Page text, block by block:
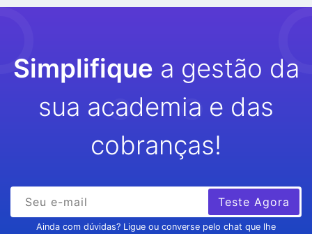
Simplifique a gestão da
sua academia e das
cobranças!
Teste Agora
Ainda com dúvidas? Ligue ou converse pelo chat que lhe